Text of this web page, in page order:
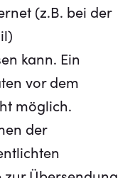
(z.B. bei der
kann. Ein
vor dem
möglich.
der